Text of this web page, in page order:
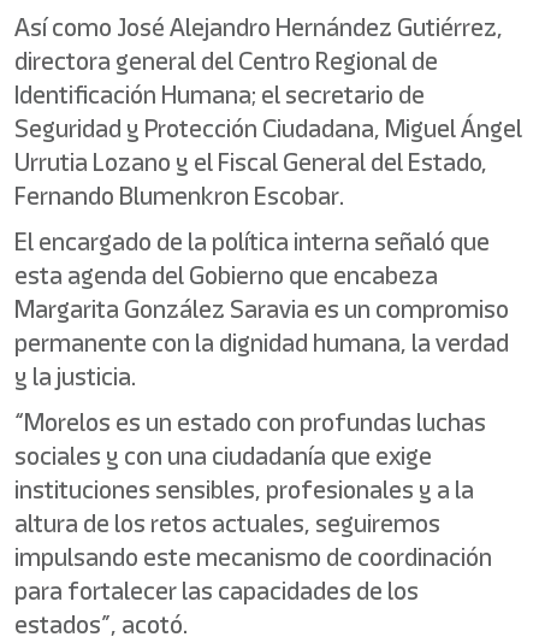
Así como José Alejandro Hernández Gutiérrez,
directora general del Centro Regional de
Identificación Humana; el secretario de
Seguridad y Protección Ciudadana, Miguel Ángel
Urrutia Lozano y el Fiscal General del Estado,
Fernando Blumenkron Escobar.
El encargado de la política interna señaló que
esta agenda del Gobierno que encabeza
Margarita González Saravia es un compromiso
permanente con la dignidad humana, la verdad
y la justicia.
“Morelos es un estado con profundas luchas
sociales y con una ciudadanía que exige
instituciones sensibles, profesionales y a la
altura de los retos actuales, seguiremos
impulsando este mecanismo de coordinación
para fortalecer las capacidades de los
estados”, acotó.